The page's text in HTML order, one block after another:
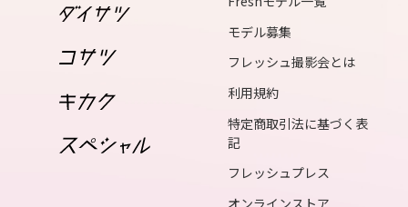
sun
16
mon
17
モデル募集
フレッシュ撮影会とは
利用規約
特定商取引法に基づく表
記
フレッシュプレス
オンラインストア